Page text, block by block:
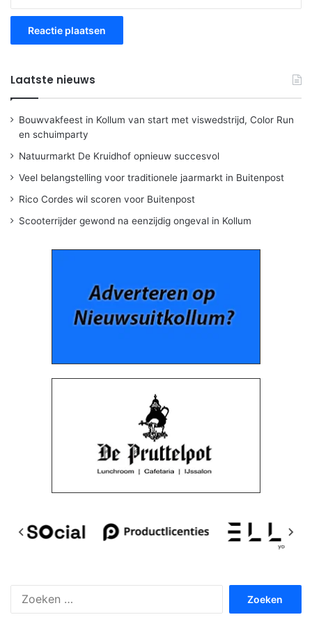
Laatste nieuws
Bouwvakfeest in Kollum van start met viswedstrijd, Color Run
en schuimparty
Natuurmarkt De Kruidhof opnieuw succesvol
Veel belangstelling voor traditionele jaarmarkt in Buitenpost
Rico Cordes wil scoren voor Buitenpost
Scooterrijder gewond na eenzijdig ongeval in Kollum